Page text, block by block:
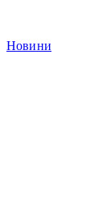
Новини